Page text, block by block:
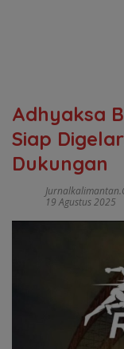
Adhyaksa
Siap
Dukungan
19 Agustus 2025